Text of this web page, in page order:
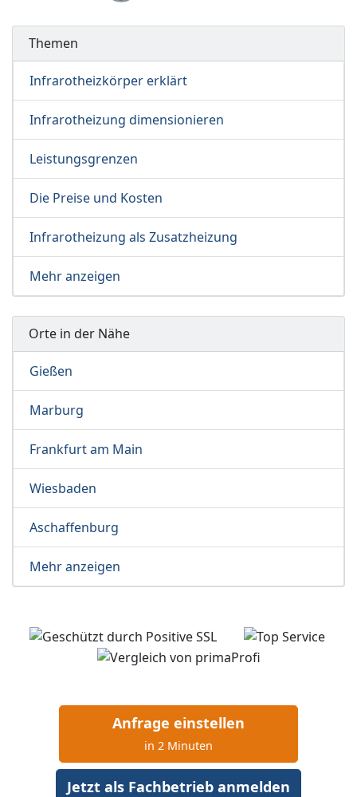
Themen
Infrarotheizkörper erklärt
Infrarotheizung dimensionieren
Leistungsgrenzen
Die Preise und Kosten
Infrarotheizung als Zusatzheizung
Mehr anzeigen
Orte in der Nähe
Gießen
Marburg
Frankfurt am Main
Wiesbaden
Aschaffenburg
Mehr anzeigen
Anfrage einstellen
in 2 Minuten
Jetzt als Fachbetrieb anmelden